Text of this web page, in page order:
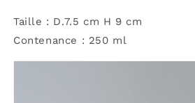
Taille : D.7.5 cm H 9 cm
Contenance : 250 ml